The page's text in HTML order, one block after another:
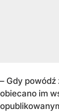
– Gdy powódź
obiecano im